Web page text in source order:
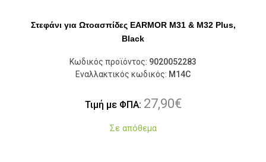
Στεφάνι για Ωτοασπίδες EARMOR M31 & M32 Plus,
Black
Κωδικός προϊόντος: 9020052283
Εναλλακτικός κωδικός: M14C
Τιμή με ΦΠΑ: 27,90€
Σε απόθεμα